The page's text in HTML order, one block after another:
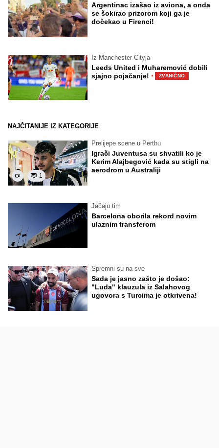
Argentinac izašao iz aviona, a onda
se šokirao prizorom koji ga je
dočekao u Firenci!
Iz Manchester Cityja
Leeds United i Muharemović dobili
sjajno pojačanje! · ZVANIČNO
NAJČITANIJE IZ KATEGORIJE
1
Prelijepe scene u Perthu
Igrači Juventusa su shvatili ko je
Kerim Alajbegović kada su stigli na
aerodrom u Australiji
Jačaju tim
Barcelona oborila rekord novim
ulaznim transferom
Spremni su na sve
Sada je jasno zašto je došao:
"Luda" klauzula iz Salahovog
ugovora s Turcima je otkrivena!